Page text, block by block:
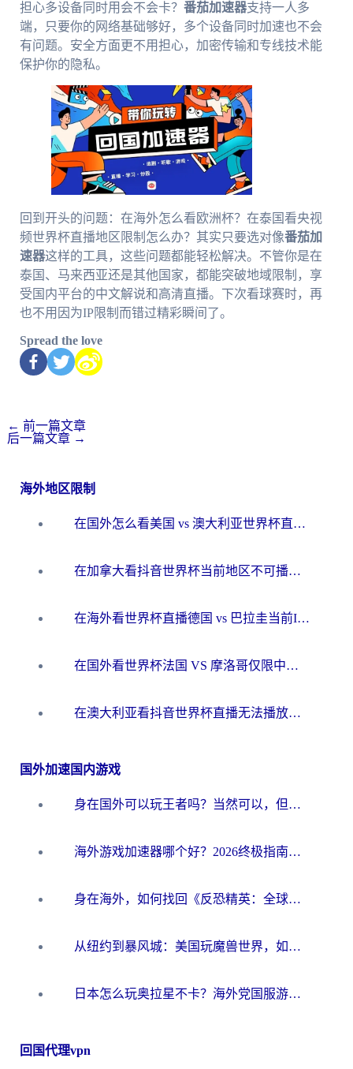
担心多设备同时用会不会卡？ 番茄加速器支持一人多
端，只要你的网络基础够好，多个设备同时加速也不会
有问题。安全方面更不用担心，加密传输和专线技术能
保护你的隐私。
回到开头的问题：在海外怎么看欧洲杯？在泰国看央视
频世界杯直播地区限制怎么办？其实只要选对像番茄加
速器这样的工具，这些问题都能轻松解决。不管你是在
泰国、马来西亚还是其他国家，都能突破地域限制，享
受国内平台的中文解说和高清直播。下次看球赛时，再
也不用因为IP限制而错过精彩瞬间了。
Spread the love
← 前一篇文章
后一篇文章 →
海外地区限制
在国外怎么看美国 vs 澳大利亚世界杯直播？海外党必藏的中文解说观赛指南
在加拿大看抖音世界杯当前地区不可播放？海外党体育观赛终极指南
在海外看世界杯直播德国 vs 巴拉圭当前IP受限制？这篇指南帮你轻松解决地区限制
在国外看世界杯法国 VS 摩洛哥仅限中国大陆？别让地域限制拦下你的欢呼
在澳大利亚看抖音世界杯直播无法播放？海外党体育观赛终极指南来了！
国外加速国内游戏
身在国外可以玩王者吗？当然可以，但你需要这份“加速”指南
海外游戏加速器哪个好？2026终极指南帮你畅玩国服+解决卡顿难题
身在海外，如何找回《反恐精英：全球攻势》国服的丝滑手感？一份给你的终极指南
从纽约到暴风城：美国玩魔兽世界，如何找到你的最佳网络航线
日本怎么玩奥拉星不卡？海外党国服游戏加速器选择全攻略
回国代理vpn